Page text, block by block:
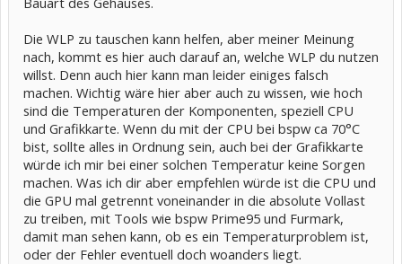
Die WLP zu tauschen kann helfen, aber meiner Meinung
nach, kommt es hier auch darauf an, welche WLP du nutzen
willst. Denn auch hier kann man leider einiges falsch
machen. Wichtig wäre hier aber auch zu wissen, wie hoch
sind die Temperaturen der Komponenten, speziell CPU
und Grafikkarte. Wenn du mit der CPU bei bspw ca 70°C
bist, sollte alles in Ordnung sein, auch bei der Grafikkarte
würde ich mir bei einer solchen Temperatur keine Sorgen
machen. Was ich dir aber empfehlen würde ist die CPU und
die GPU mal getrennt voneinander in die absolute Vollast
zu treiben, mit Tools wie bspw Prime95 und Furmark,
damit man sehen kann, ob es ein Temperaturproblem ist,
oder der Fehler eventuell doch woanders liegt.